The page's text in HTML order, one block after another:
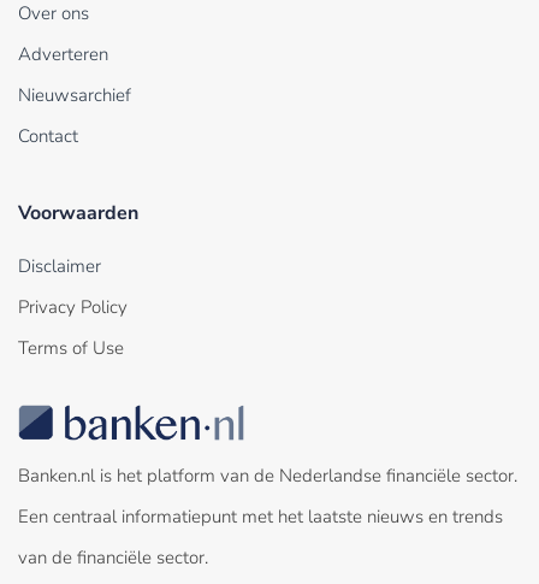
Over ons
Adverteren
Nieuwsarchief
Contact
Voorwaarden
Disclaimer
Privacy Policy
Terms of Use
Banken.nl is het platform van de Nederlandse financiële sector.
Een centraal informatiepunt met het laatste nieuws en trends
van de financiële sector.